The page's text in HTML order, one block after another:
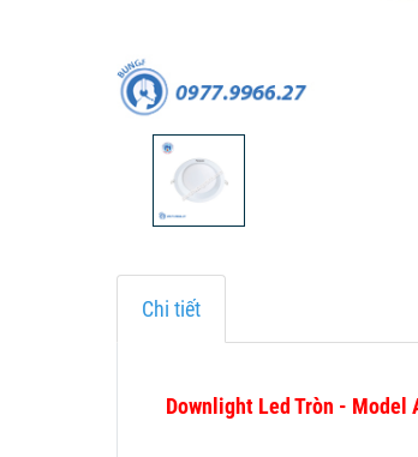
Chi tiết
Downlight Led Tròn - Model